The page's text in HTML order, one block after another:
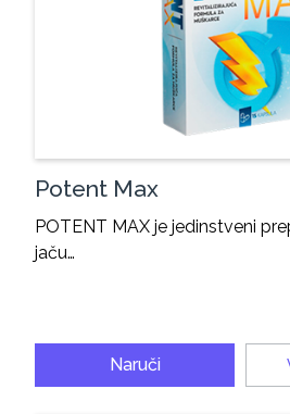
Potent Max
POTENT MAX je jedinstveni
jaču…
Naruči